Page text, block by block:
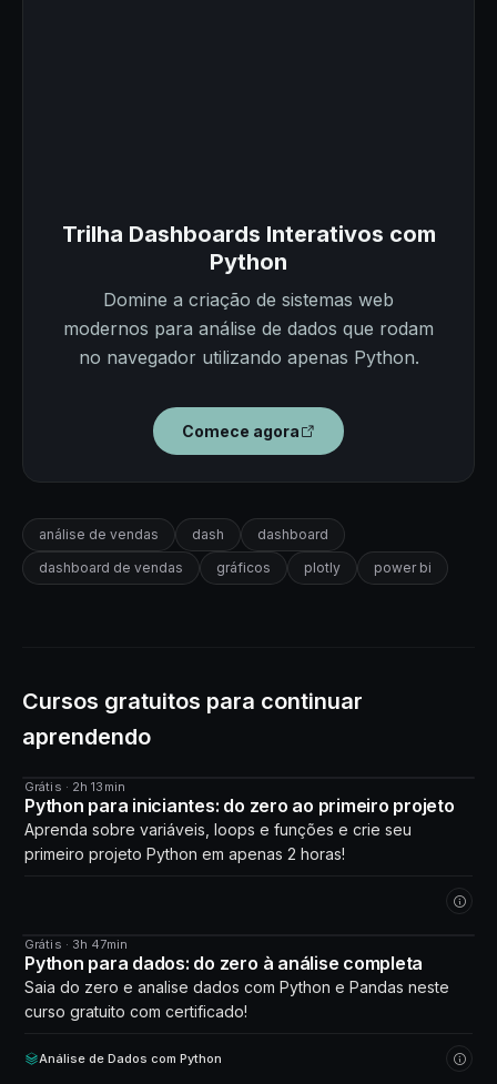
Trilha Dashboards Interativos com
Python
Domine a criação de sistemas web
modernos para análise de dados que rodam
no navegador utilizando apenas Python.
Comece agora
análise de vendas dash
dashboard
dashboard de vendas
gráficos plotly power bi
Cursos gratuitos para continuar
aprendendo
CURSO
Grátis · 2h 13min
Python para iniciantes: do zero ao primeiro projeto
Aprenda sobre variáveis, loops e funções e crie seu
primeiro projeto Python em apenas 2 horas!
CURSO
Grátis · 3h 47min
Python para dados: do zero à análise completa
Saia do zero e analise dados com Python e Pandas neste
curso gratuito com certificado!
Análise de Dados com Python